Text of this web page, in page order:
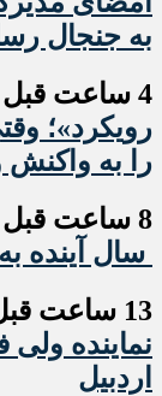
به جنجال
4 ساعت قبل
رویکرد»؛
را به واکنش
8 ساعت قبل
سال آینده
13 ساعت قبل
نماینده
اردبیل